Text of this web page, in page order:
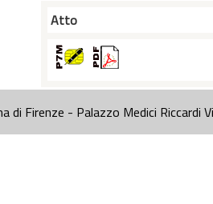
Atto
Firenze - Palazzo Medici Riccardi